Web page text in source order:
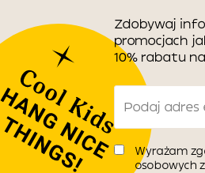
Zdobywaj
promocjach
10% rabatu
Wyrażam
osobowych